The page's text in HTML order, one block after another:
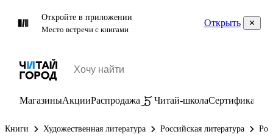
Откройте в приложении
Место встречи с книгами
Открыть
МагазиныАкцииРаспродажа Читай-школаСертификаты
Книги Художественная литература Российская литература